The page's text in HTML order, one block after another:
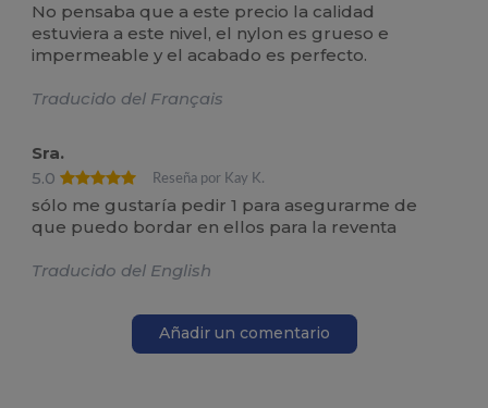
No pensaba que a este precio la calidad
estuviera a este nivel, el nylon es grueso e
impermeable y el acabado es perfecto.
Traducido del Français
Sra.
5.0
Reseña por Kay K.
sólo me gustaría pedir 1 para asegurarme de
que puedo bordar en ellos para la reventa
Traducido del English
Añadir un comentario